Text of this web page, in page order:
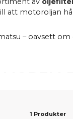
att motoroljan
– oavsett
1 Produkter